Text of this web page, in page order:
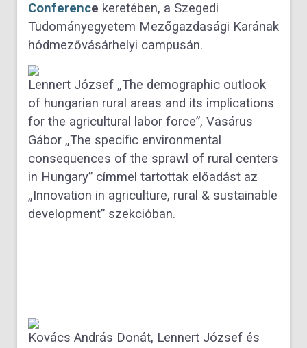
Conference keretében, a Szegedi
Tudományegyetem Mezőgazdasági Karának
hódmezővásárhelyi campusán.
Lennert József „The demographic outlook
of hungarian rural areas and its implications
for the agricultural labor force”, Vasárus
Gábor „The specific environmental
consequences of the sprawl of rural centers
in Hungary” címmel tartottak előadást az
„Innovation in agriculture, rural & sustainable
development” szekcióban.
Kovács András Donát, Lennert József és